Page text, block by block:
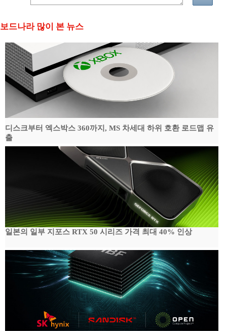
보드나라 많이 본 뉴스
디스크부터 엑스박스 360까지, MS 차세대 하위 호환 로드맵 유
출
일본의 일부 지포스 RTX 50 시리즈 가격 최대 40% 인상